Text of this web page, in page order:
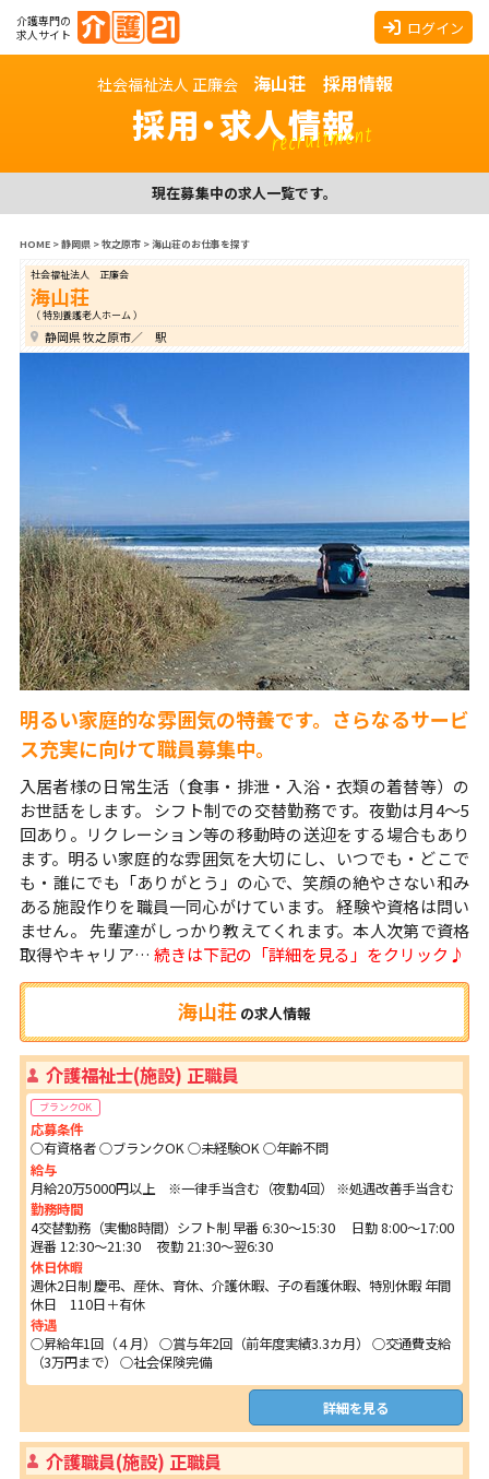
介護専門の
求人サイト
ログイン
社会福祉法人 正廉会 海山荘 採用情報
採用・求人情報
recruitment
現在募集中の求人一覧です。
HOME>静岡県>牧之原市>海山荘のお仕事を探す
社会福祉法人 正廉会
海山荘
（ 特別養護老人ホーム ）
静岡県 牧之原市／ 駅
明るい家庭的な雰囲気の特養です。さらなるサービ
ス充実に向けて職員募集中。
入居者様の日常生活（食事・排泄・入浴・衣類の着替等）の
お世話をします。 シフト制での交替勤務です。夜勤は月4～5
回あり。リクレーション等の移動時の送迎をする場合もあり
ます。明るい家庭的な雰囲気を大切にし、いつでも・どこで
も・誰にでも「ありがとう」の心で、笑顔の絶やさない和み
ある施設作りを職員一同心がけています。 経験や資格は問い
ません。 先輩達がしっかり教えてくれます。本人次第で資格
取得やキャリア… 続きは下記の「詳細を見る」をクリック♪
海山荘 の求人情報
介護福祉士(施設) 正職員
ブランクOK
応募条件
○有資格者 ○ブランクOK ○未経験OK ○年齢不問
給与
月給20万5000円以上 ※一律手当含む（夜勤4回） ※処遇改善手当含む
勤務時間
4交替勤務（実働8時間）シフト制 早番 6:30～15:30 日勤 8:00～17:00
遅番 12:30～21:30 夜勤 21:30～翌6:30
休日休暇
週休2日制 慶弔、産休、育休、介護休暇、子の看護休暇、特別休暇 年間
休日 110日＋有休
待遇
○昇給年1回（４月） ○賞与年2回（前年度実績3.3カ月） ○交通費支給
（3万円まで） ○社会保険完備
詳細を見る
介護職員(施設) 正職員